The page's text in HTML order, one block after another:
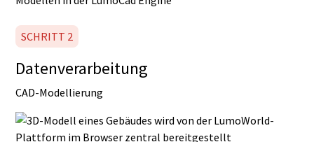
SCHRITT 2
Datenverarbeitung
CAD-Modellierung